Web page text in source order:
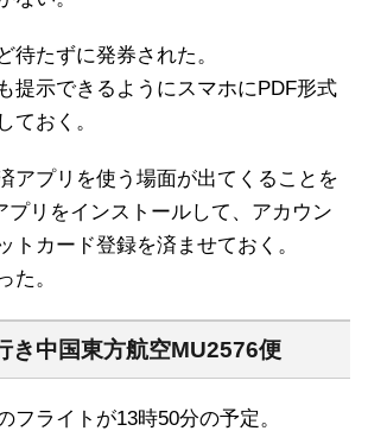
待たずに発券された。
提示できるようにスマホにPDF形式
ておく。
アプリを使う場面が出てくることを
プリをインストールして、アカウン
トカード登録を済ませておく。
た。
き中国東方航空MU2576便
フライトが13時50分の予定。